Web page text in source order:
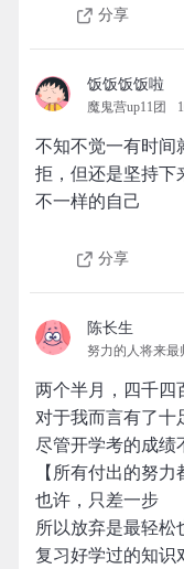
分享
饭饭饭饭啦
魔鬼营up11团
不知不觉一有时间
拒，但还是坚持下
不一样的自己
分享
陈长生
努力的人将来最
两个半月，四千四
对于我而言有了十
尽管开学考的成绩
【所有付出的努力
也许，只差一步
所以放弃是最轻松
复习好学过的知识